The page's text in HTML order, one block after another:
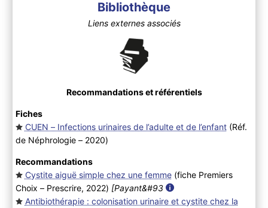
Bibliothèque
Liens externes associés
Recommandations et référentiels
Fiches
CUEN – Infections urinaires de l’adulte et de l’enfant(Réf.
de Néphrologie – 2020)
Recommandations
Cystite aiguë simple chez une femme(fiche Premiers
Choix – Prescrire, 2022) [Payant&#93
Antibiothérapie : colonisation urinaire et cystite chez la